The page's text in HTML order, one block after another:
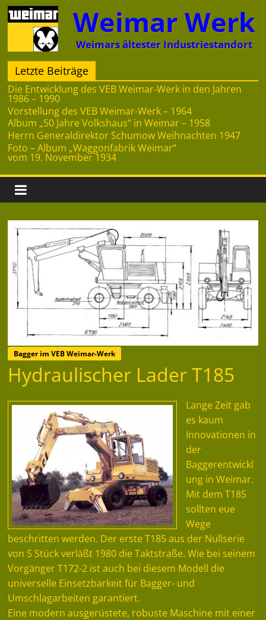
Zum
Inhalt
springen
Weimar Werk
Weimars ältester Industriestandort
Letzte Beiträge
Die Entwicklung des VEB Weimar-Werk in den Jahren
1986 – 1990
Vorstellung des VEB Weimar-Werk – 1964
Album „50 Jahre Volkshaus“ in Weimar – 1958
Herrn Generaldirektor Schumow Weihnachten 1947
Foto – Album „Waggonfabrik Weimar“
vom 19. November 1934
Bagger im VEB Weimar-Werk
Hydraulischer Lader T185
Lange Zeit gab
es kaum
Innovationen in
der
Baggerentwickl
ung in Weimar.
Mit dem T185
sollten eue
Wege
beschritten werden. Der erste T185 aus der Nullserie
von 5 Stück verläßt 1980 die Taktstraße. Wie bei seinem
Vorgänger T172-2 ist auch bei diesem Modell die
universelle Einsetzbarkeit für Bagger- und
Umschlagarbeiten garantiert.
Eine modern ausgerüstete, robuste Maschine mit einer